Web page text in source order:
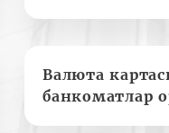
Валюта
банкоматлар